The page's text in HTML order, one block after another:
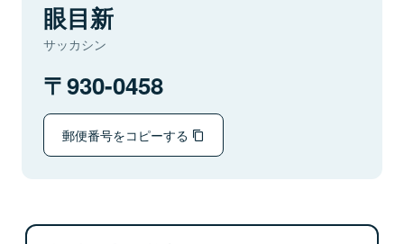
眼目新
サッカシン
930-0458
郵便番号をコピーする